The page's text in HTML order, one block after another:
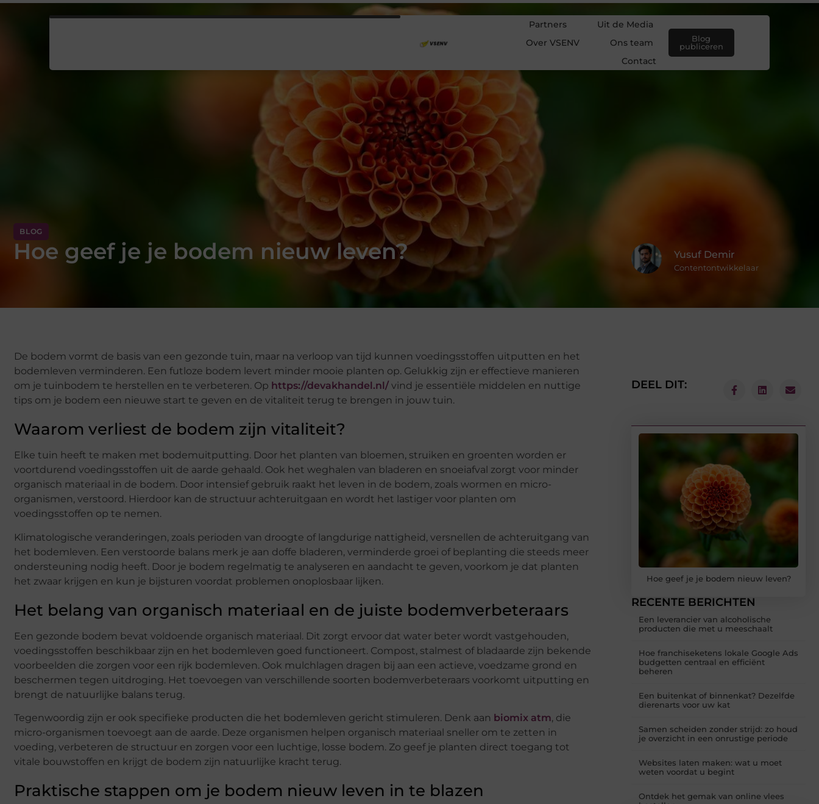
Partners
Uit de Media
Over VSENV
Ons team
Contact
Blog
publiceren
BLOG
Hoe geef je je bodem nieuw leven? Yusuf Demir
Contentontwikkelaar
De bodem vormt de basis van een gezonde tuin, maar na verloop van tijd kunnen voedingsstoffen uitputten en het
bodemleven verminderen. Een futloze bodem levert minder mooie planten op. Gelukkig zijn er effectieve manieren
om je tuinbodem te herstellen en te verbeteren. Op https://devakhandel.nl/ vind je essentiële middelen en nuttige
tips om je bodem een nieuwe start te geven en de vitaliteit terug te brengen in jouw tuin.
Waarom verliest de bodem zijn vitaliteit?
Elke tuin heeft te maken met bodemuitputting. Door het planten van bloemen, struiken en groenten worden er
voortdurend voedingsstoffen uit de aarde gehaald. Ook het weghalen van bladeren en snoeiafval zorgt voor minder
organisch materiaal in de bodem. Door intensief gebruik raakt het leven in de bodem, zoals wormen en micro-
organismen, verstoord. Hierdoor kan de structuur achteruitgaan en wordt het lastiger voor planten om
voedingsstoffen op te nemen.
Klimatologische veranderingen, zoals perioden van droogte of langdurige nattigheid, versnellen de achteruitgang van
het bodemleven. Een verstoorde balans merk je aan doffe bladeren, verminderde groei of beplanting die steeds meer
ondersteuning nodig heeft. Door je bodem regelmatig te analyseren en aandacht te geven, voorkom je dat planten
het zwaar krijgen en kun je bijsturen voordat problemen onoplosbaar lijken.
Het belang van organisch materiaal en de juiste bodemverbeteraars
Een gezonde bodem bevat voldoende organisch materiaal. Dit zorgt ervoor dat water beter wordt vastgehouden,
voedingsstoffen beschikbaar zijn en het bodemleven goed functioneert. Compost, stalmest of bladaarde zijn bekende
voorbeelden die zorgen voor een rijk bodemleven. Ook mulchlagen dragen bij aan een actieve, voedzame grond en
beschermen tegen uitdroging. Het toevoegen van verschillende soorten bodemverbeteraars voorkomt uitputting en
brengt de natuurlijke balans terug.
Tegenwoordig zijn er ook specifieke producten die het bodemleven gericht stimuleren. Denk aan biomix atm, die
micro-organismen toevoegt aan de aarde. Deze organismen helpen organisch materiaal sneller om te zetten in
voeding, verbeteren de structuur en zorgen voor een luchtige, losse bodem. Zo geef je planten direct toegang tot
vitale bouwstoffen en krijgt de bodem zijn natuurlijke kracht terug.
Praktische stappen om je bodem nieuw leven in te blazen
DEEL DIT:
Hoe geef je je bodem nieuw leven?
RECENTE BERICHTEN
Een leverancier van alcoholische
producten die met u meeschaalt
Hoe franchiseketens lokale Google Ads
budgetten centraal en efficiënt
beheren
Een buitenkat of binnenkat? Dezelfde
dierenarts voor uw kat
Samen scheiden zonder strijd: zo houd
je overzicht in een onrustige periode
Websites laten maken: wat u moet
weten voordat u begint
Ontdek het gemak van online vlees